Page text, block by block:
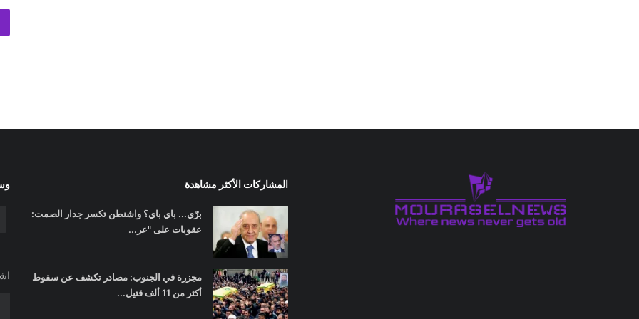
المشاركات الأكثر مشاهدة
برّي... باي باي؟ واشنطن تكسر جدار الصمت:
عقوبات على "عر...
مجزرة في الجنوب: مصادر تكشف عن سقوط
أكثر من 11 ألف قتيل...